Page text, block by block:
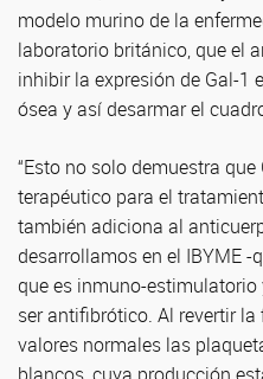
modelo murino de la
laboratorio británico, que el
inhibir la expresión de Gal-1
ósea y así desarmar el
“Esto no solo demuestra
terapéutico para el
también adiciona al
desarrollamos en el IBYME
que es inmuno-
ser antifibrótico. Al revertir
valores normales las